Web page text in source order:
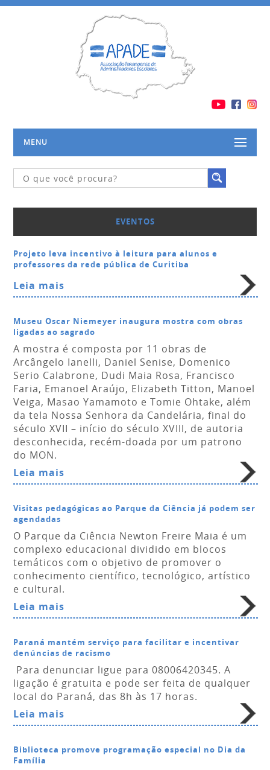
MENU
EVENTOS
Projeto leva incentivo à leitura para alunos e
professores da rede pública de Curitiba
Leia mais
Museu Oscar Niemeyer inaugura mostra com obras
ligadas ao sagrado
A mostra é composta por 11 obras de
Arcângelo Ianelli, Daniel Senise, Domenico
Serio Calabrone, Dudi Maia Rosa, Francisco
Faria, Emanoel Araújo, Elizabeth Titton, Manoel
Veiga, Masao Yamamoto e Tomie Ohtake, além
da tela Nossa Senhora da Candelária, final do
século XVII – início do século XVIII, de autoria
desconhecida, recém-doada por um patrono
do MON.
Leia mais
Visitas pedagógicas ao Parque da Ciência já podem ser
agendadas
O Parque da Ciência Newton Freire Maia é um
complexo educacional dividido em blocos
temáticos com o objetivo de promover o
conhecimento científico, tecnológico, artístico
e cultural.
Leia mais
Paraná mantém serviço para facilitar e incentivar
denúncias de racismo
Para denunciar ligue para 08006420345. A
ligação é gratuita e pode ser feita de qualquer
local do Paraná, das 8h às 17 horas.
Leia mais
Biblioteca promove programação especial no Dia da
Família